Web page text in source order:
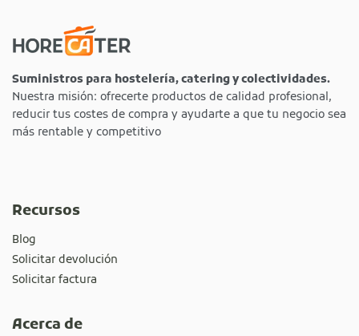
Suministros para hostelería, catering y colectividades.
Nuestra misión: ofrecerte productos de calidad profesional,
reducir tus costes de compra y ayudarte a que tu negocio sea
más rentable y competitivo
Recursos
Blog
Solicitar devolución
Solicitar factura
Acerca de